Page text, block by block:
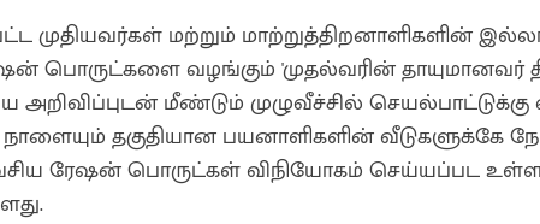
முதியவர்கள் மற்றும் மாற்றுத்திறனாளிகளின்
பொருட்களை வழங்கும் 'முதல்வரின் தாயுமானவர்
அறிவிப்புடன் மீண்டும் முழுவீச்சில்
தகுதியான பயனாளிகளின் வீடுகளுக்கே
ரேஷன் பொருட்கள் விநியோகம் செய்யப்பட